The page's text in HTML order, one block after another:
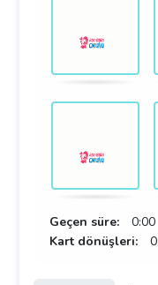
Geçen süre: 0:00
Kart dönüşleri: 0